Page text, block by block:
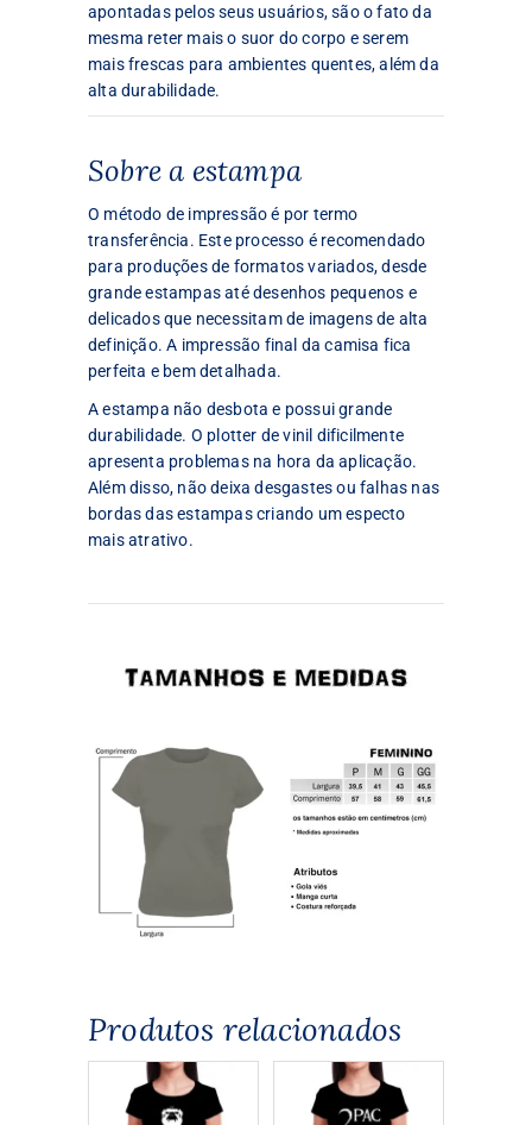
apontadas pelos seus usuários, são o fato da
mesma reter mais o suor do corpo e serem
mais frescas para ambientes quentes, além da
alta durabilidade.
Sobre a estampa
O método de impressão é por termo
transferência. Este processo é recomendado
para produções de formatos variados, desde
grande estampas até desenhos pequenos e
delicados que necessitam de imagens de alta
definição. A impressão final da camisa fica
perfeita e bem detalhada.
A estampa não desbota e possui grande
durabilidade. O plotter de vinil dificilmente
apresenta problemas na hora da aplicação.
Além disso, não deixa desgastes ou falhas nas
bordas das estampas criando um especto
mais atrativo.
Produtos relacionados